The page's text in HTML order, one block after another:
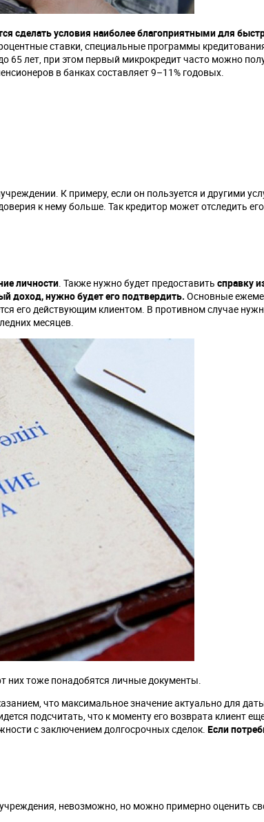
сделать условия наиболее благоприятными для
ставки, специальные программы
65 лет, при этом первый микрокредит часто можно
в банках составляет 9–11% годовых.
К примеру, если он пользуется и другими
к нему больше. Так кредитор может отследить
личности. Также нужно будет предоставить справку
доход, нужно будет его подтвердить. Основные
его действующим клиентом. В противном случае
месяцев.
них тоже понадобятся личные документы.
что максимальное значение актуально для
подсчитать, что к моменту его возврата клиент
с заключением долгосрочных сделок. Если
невозможно, но можно примерно оценить